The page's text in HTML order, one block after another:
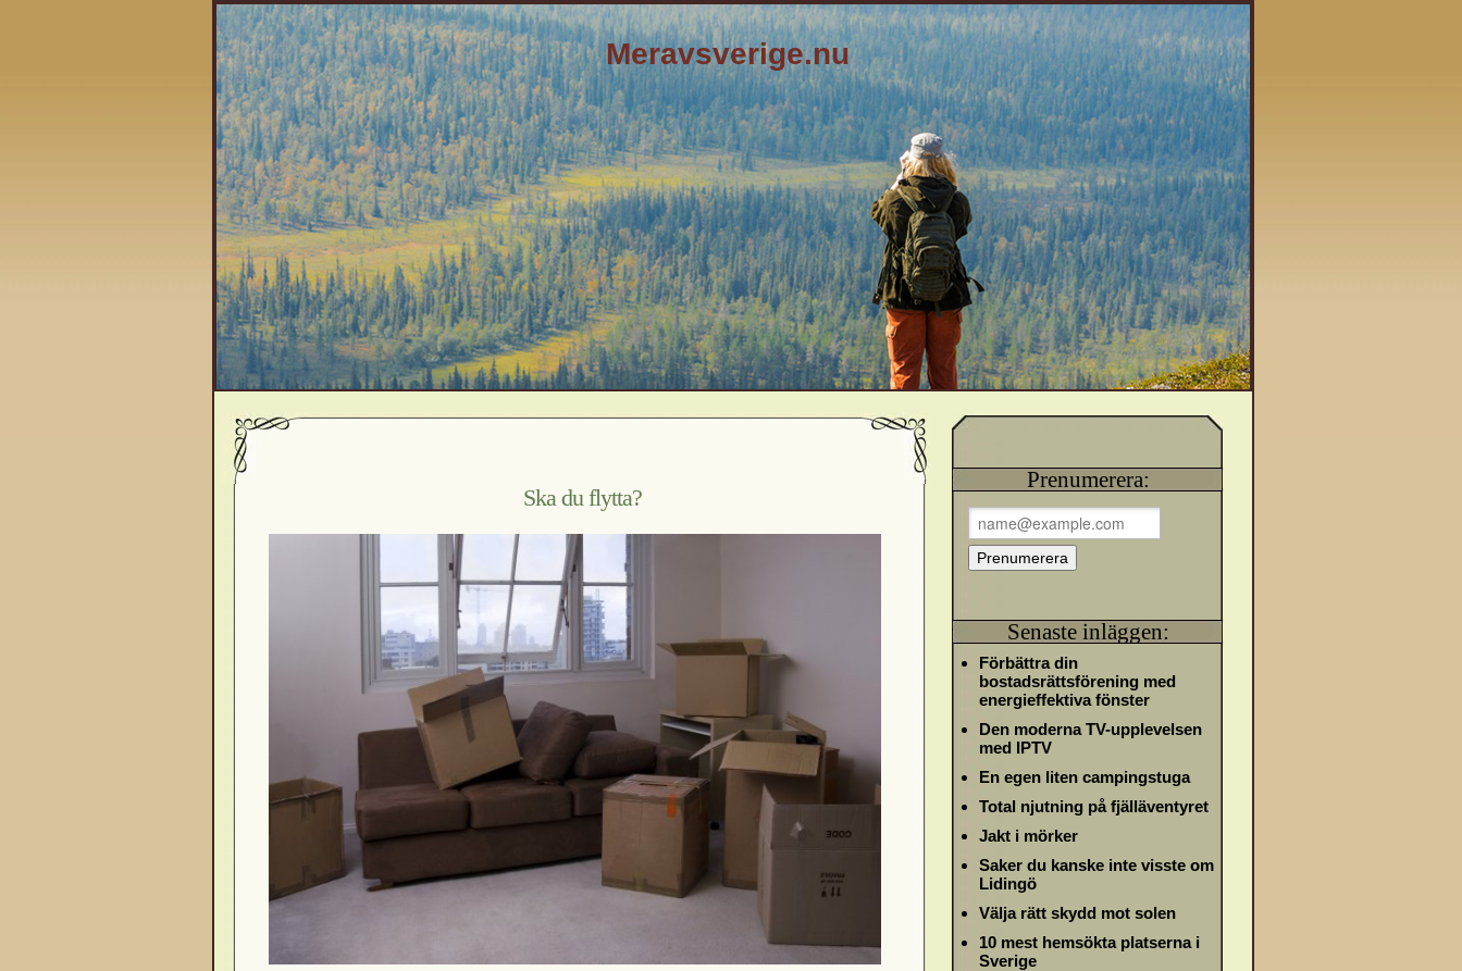
Meravsverige.nu
Ska du flytta?
Prenumerera:
Senaste inläggen:
Förbättra din
bostadsrättsförening med
energieffektiva fönster
Den moderna TV-upplevelsen
med IPTV
En egen liten campingstuga
Total njutning på fjälläventyret
Jakt i mörker
Saker du kanske inte visste om
Lidingö
Välja rätt skydd mot solen
10 mest hemsökta platserna i
Sverige